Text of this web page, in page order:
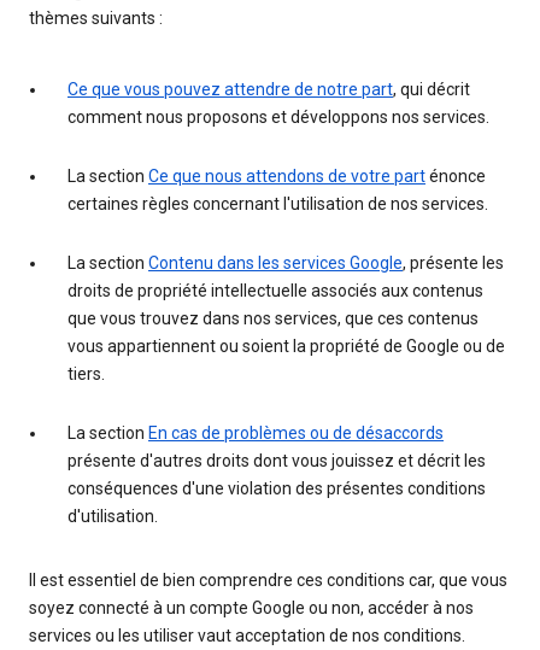
thèmes suivants :
Ce que vous pouvez attendre de notre part, qui décrit
comment nous proposons et développons nos services.
La section Ce que nous attendons de votre parténonce
certaines règles concernant l'utilisation de nos services.
La section Contenu dans les services Google, présente les
droits de propriété intellectuelle associés aux contenus
que vous trouvez dans nos services, que ces contenus
vous appartiennent ou soient la propriété de Google ou de
tiers.
La section En cas de problèmes ou de désaccords
présente d'autres droits dont vous jouissez et décrit les
conséquences d'une violation des présentes conditions
d'utilisation.
Il est essentiel de bien comprendre ces conditions car, que vous
soyez connecté à un compte Google ou non, accéder à nos
services ou les utiliser vaut acceptation de nos conditions.